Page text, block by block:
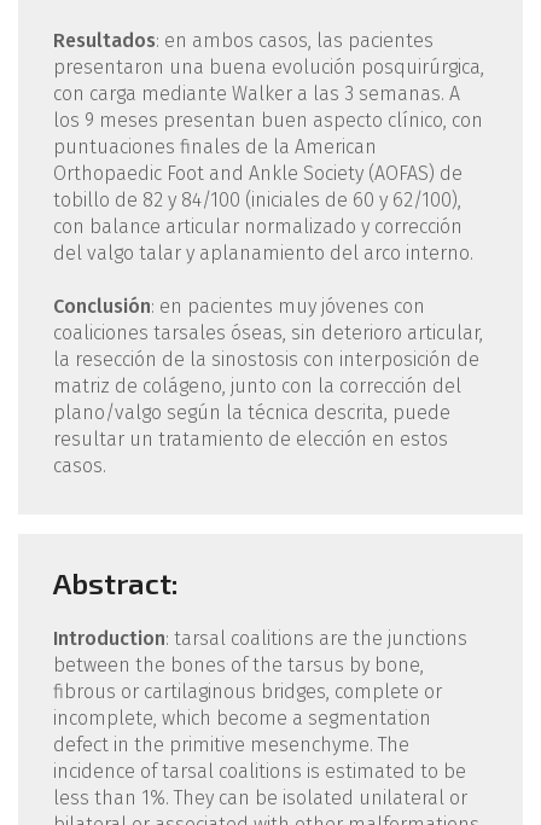
Resultados: en ambos casos, las pacientes
presentaron una buena evolución posquirúrgica,
con carga mediante Walker a las 3 semanas. A
los 9 meses presentan buen aspecto clínico, con
puntuaciones finales de la American
Orthopaedic Foot and Ankle Society (AOFAS) de
tobillo de 82 y 84/100 (iniciales de 60 y 62/100),
con balance articular normalizado y corrección
del valgo talar y aplanamiento del arco interno.
Conclusión: en pacientes muy jóvenes con
coaliciones tarsales óseas, sin deterioro articular,
la resección de la sinostosis con interposición de
matriz de colágeno, junto con la corrección del
plano/valgo según la técnica descrita, puede
resultar un tratamiento de elección en estos
casos.
Abstract:
Introduction: tarsal coalitions are the junctions
between the bones of the tarsus by bone,
fibrous or cartilaginous bridges, complete or
incomplete, which become a segmentation
defect in the primitive mesenchyme. The
incidence of tarsal coalitions is estimated to be
less than 1%. They can be isolated unilateral or